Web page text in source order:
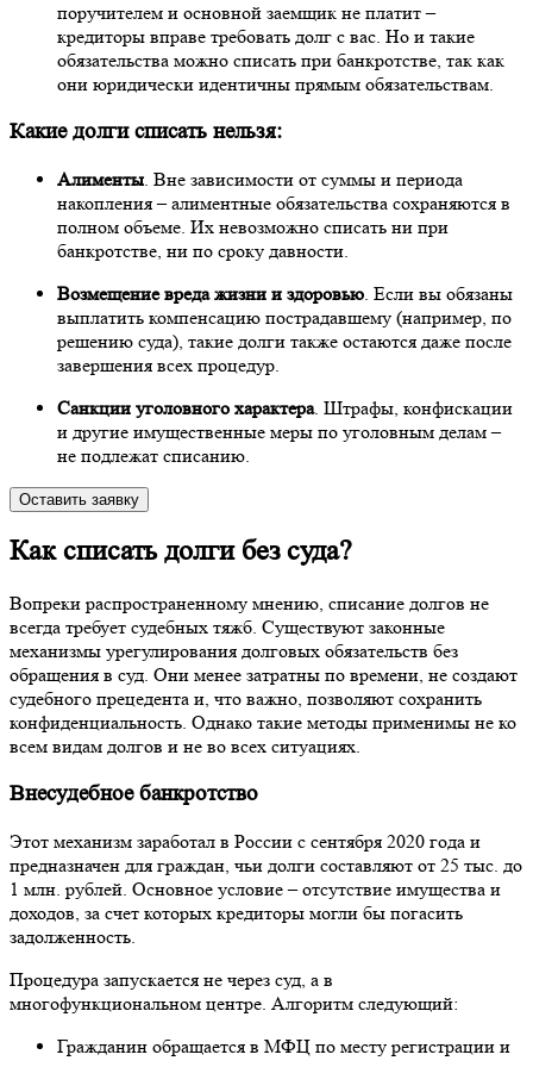
поручителем и основной заемщик не платит –
кредиторы вправе требовать долг с вас. Но и такие
обязательства можно списать при банкротстве, так как
они юридически идентичны прямым обязательствам.
Какие долги списать нельзя:
Алименты . Вне зависимости от суммы и периода
накопления – алиментные обязательства сохраняются в
полном объеме. Их невозможно списать ни при
банкротстве, ни по сроку давности.
Возмещение вреда жизни и здоровью . Если вы обязаны
выплатить компенсацию пострадавшему (например, по
решению суда), такие долги также остаются даже после
завершения всех процедур.
Санкции уголовного характера. Штрафы, конфискации
и другие имущественные меры по уголовным делам –
не подлежат списанию.
Оставить заявку
Как списать долги без суда?
Вопреки распространенному мнению, списание долгов не
всегда требует судебных тяжб. Существуют законные
механизмы урегулирования долговых обязательств без
обращения в суд. Они менее затратны по времени, не создают
судебного прецедента и, что важно, позволяют сохранить
конфиденциальность. Однако такие методы применимы не ко
всем видам долгов и не во всех ситуациях.
Внесудебное банкротство
Этот механизм заработал в России с сентября 2020 года и
предназначен для граждан, чьи долги составляют от 25 тыс. до
1 млн. рублей. Основное условие – отсутствие имущества и
доходов, за счет которых кредиторы могли бы погасить
задолженность.
Процедура запускается не через суд, а в
многофункциональном центре. Алгоритм следующий:
Гражданин обращается в МФЦ по месту регистрации и